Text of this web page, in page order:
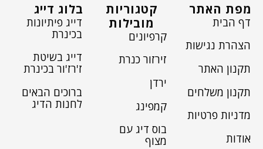
מפת האתר
דף הבית
הצהרת נגישות
תקנון האתר
תקנון משלחים
מדניות פרטיות
אודות
קטגוריות
מובילות
קרפיונים
זירזור כנרת
ירדן
קמפינג
בוס דיג עם
מצוף
בלוג דייג
דייג פיתיונות
בכינרת
דייג בשיטת
ז'רז'ור בכינרת
ברוכים הבאים
לחנות הדיג